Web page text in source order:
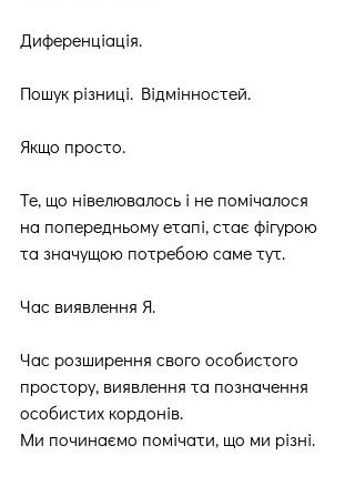
Диференціація.
Пошук різниці. Відмінностей.
Якщо просто.
Те, що нівелювалось і не помічалося
на попередньому етапі, стає фігурою
та значущою потребою саме тут.
Час виявлення Я.
Час розширення свого особистого
простору, виявлення та позначення
особистих кордонів.
Ми починаємо помічати, що ми різні.